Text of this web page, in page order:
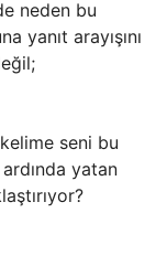
neden bu
yanıt arayışını
seni bu
yatan